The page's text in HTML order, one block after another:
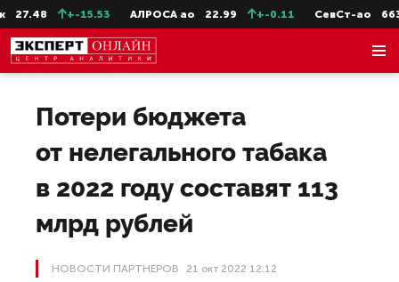
+-15.53 АЛРОСА ао 22.99 +-0.11 СевСт-ао 663.6
Потери бюджета
от нелегального табака
в 2022 году составят 113
млрд рублей
НОВОСТИ ПАРТНЕРОВ 21 окт 2022 12:12